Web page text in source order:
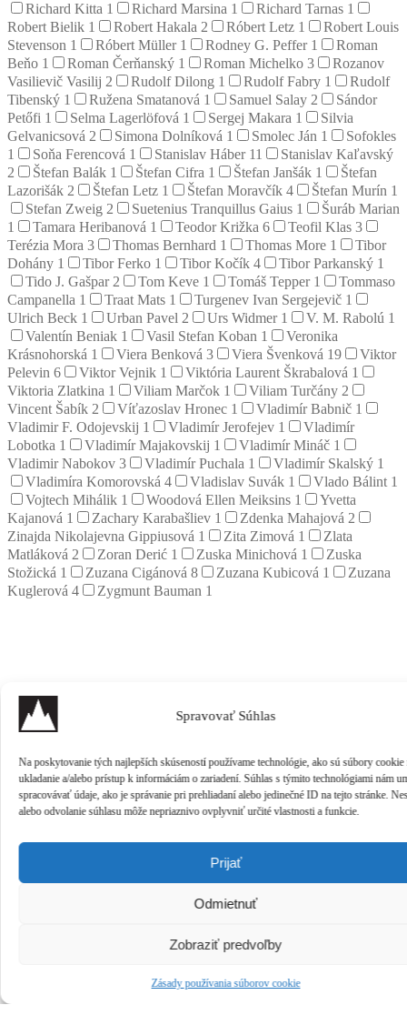
Spravovať Súhlas
Na poskytovanie tých najlepších skúseností používame technológie, ako sú súbory cookie
ukladanie a/alebo prístup k informáciám o zariadení. Súhlas s týmito technológiami nám
spracovávať údaje, ako je správanie pri prehliadaní alebo jedinečné ID na tejto stránke.
alebo odvolanie súhlasu môže nepriaznivo ovplyvniť určité vlastnosti a funkcie.
Prijať
Odmietnuť
Zobraziť predvoľby
Zásady používania súborov cookie
Richard Kitta 1 Richard Marsina 1 Richard Tarnas 1
Robert Bielik 1 Robert Hakala 2 Róbert Letz 1
Robert Louis
Stevenson 1 Róbert Müller 1 Rodney G. Peffer 1
Roman
Beňo 1 Roman Čerňanský 1 Roman Michelko 3
Rozanov
Vasilievič Vasilij 2 Rudolf Dilong 1 Rudolf Fabry 1
Rudolf
Tibenský 1 Ružena Smatanová 1 Samuel Salay 2
Sándor
Petőfi 1 Selma Lagerlöfová 1 Sergej Makara 1
Silvia
Gelvanicsová 2 Simona Dolníková 1 Smolec Ján 1
Sofokles
1
Soňa Ferencová 1 Stanislav Háber 11
Stanislav Kaľavský
2
Štefan Balák 1 Štefan Cifra 1 Štefan Janšák 1
Štefan
Lazorišák 2 Štefan Letz 1 Štefan Moravčík 4 Štefan Murín 1
Stefan Zweig 2 Suetenius Tranquillus Gaius 1
Šuráb Marian
1
Tamara Heribanová 1 Teodor Križka 6 Teofil Klas 3
Terézia Mora 3 Thomas Bernhard 1 Thomas More 1
Tibor
Dohány 1 Tibor Ferko 1 Tibor Kočík 4 Tibor Parkanský 1
Tido J. Gašpar 2 Tom Keve 1 Tomáš Tepper 1
Tommaso
Campanella 1 Traat Mats 1 Turgenev Ivan Sergejevič 1
Ulrich Beck 1 Urban Pavel 2 Urs Widmer 1 V. M. Rabolú 1
Valentín Beniak 1 Vasil Stefan Koban 1
Veronika
Krásnohorská 1 Viera Benková 3 Viera Švenková 19
Viktor
Pelevin 6 Viktor Vejnik 1 Viktória Laurent Škrabalová 1
Viktoria Zlatkina 1 Viliam Marčok 1 Viliam Turčány 2
Vincent Šabík 2 Víťazoslav Hronec 1 Vladimír Babnič 1
Vladimir F. Odojevskij 1 Vladimír Jerofejev 1
Vladimír
Lobotka 1 Vladimír Majakovskij 1 Vladimír Mináč 1
Vladimir Nabokov 3 Vladimír Puchala 1 Vladimír Skalský 1
Vladimíra Komorovská 4 Vladislav Suvák 1 Vlado Bálint 1
Vojtech Mihálik 1 Woodová Ellen Meiksins 1
Yvetta
Kajanová 1 Zachary Karabašliev 1 Zdenka Mahajová 2
Zinajda Nikolajevna Gippiusová 1 Zita Zimová 1
Zlata
Matláková 2 Zoran Derić 1 Zuska Minichová 1
Zuska
Stožická 1 Zuzana Cigánová 8 Zuzana Kubicová 1
Zuzana
Kuglerová 4 Zygmunt Bauman 1